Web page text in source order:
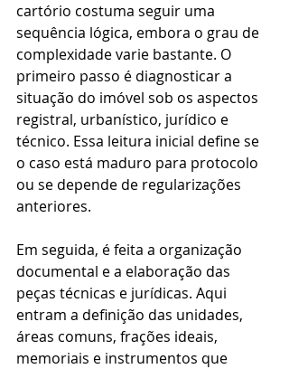
cartório costuma seguir uma
sequência lógica, embora o grau de
complexidade varie bastante. O
primeiro passo é diagnosticar a
situação do imóvel sob os aspectos
registral, urbanístico, jurídico e
técnico. Essa leitura inicial define se
o caso está maduro para protocolo
ou se depende de regularizações
anteriores.
Em seguida, é feita a organização
documental e a elaboração das
peças técnicas e jurídicas. Aqui
entram a definição das unidades,
áreas comuns, frações ideais,
memoriais e instrumentos que